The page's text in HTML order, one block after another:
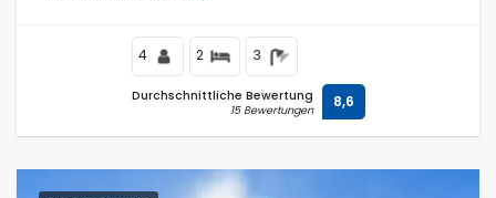
4 2 3
Durchschnittliche Bewertung
15 Bewertungen 8,6